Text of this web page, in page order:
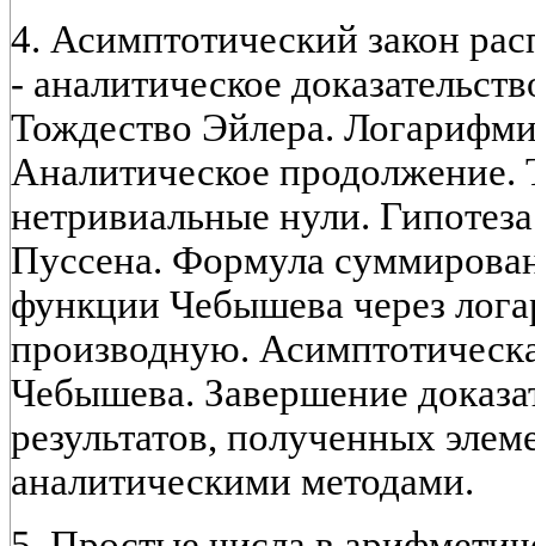
4. Асимптотический закон
- аналитическое
Тождество Эйлера.
Аналитическое продолжение.
нетривиальные нули.
Пуссена. Формула
функции Чебышева через
производную.
Чебышева. Завершение
результатов, полученных
аналитическими методами.